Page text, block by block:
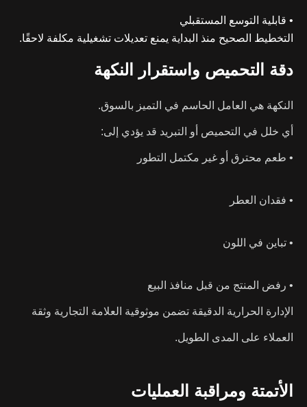
• قابلية التوسع المستقبلي
التخطيط الصحيح منذ البداية يمنع تعديلات تشغيلية مكلفة لاحقًا.
دقة التحميص واستقرار النكهة
النكهة هي العامل الحاسم في التميز بالسوق.
أي خلل في التحميص أو التبريد قد يؤدي إلى:
• طعم محترق أو غير مكتمل التطور
• فقدان العطر
• تباين في اللون
• رفض المنتج من قبل منافذ البيع
الإدارة الحرارية الدقيقة تضمن موثوقية العلامة التجارية وثقة
العملاء على المدى الطويل.
الأتمتة ومراقبة العمليات